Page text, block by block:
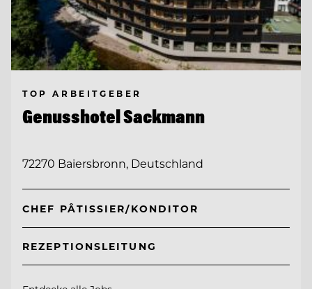
TOP ARBEITGEBER
Genusshotel Sackmann
72270 Baiersbronn, Deutschland
CHEF PÂTISSIER/KONDITOR
REZEPTIONSLEITUNG